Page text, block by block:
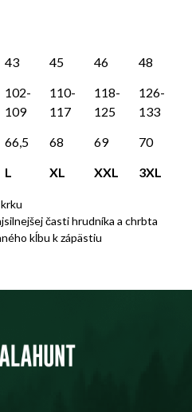
43 45 46
48
102-
109
110-
117
118-
125
126-
133
66,5 68 69
70
L XL XXL 3XL
časti hrudníka a chrbta
kĺbu k zápästiu